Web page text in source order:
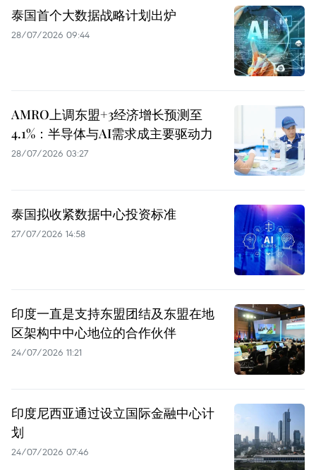
泰国首个大数据战略计划出炉
28/07/2026 09:44
AMRO上调东盟+3经济增长预测至
4.1%：半导体与AI需求成主要驱动力
28/07/2026 03:27
泰国拟收紧数据中心投资标准
27/07/2026 14:58
印度一直是支持东盟团结及东盟在地
区架构中中心地位的合作伙伴
24/07/2026 11:21
印度尼西亚通过设立国际金融中心计
划
24/07/2026 07:46